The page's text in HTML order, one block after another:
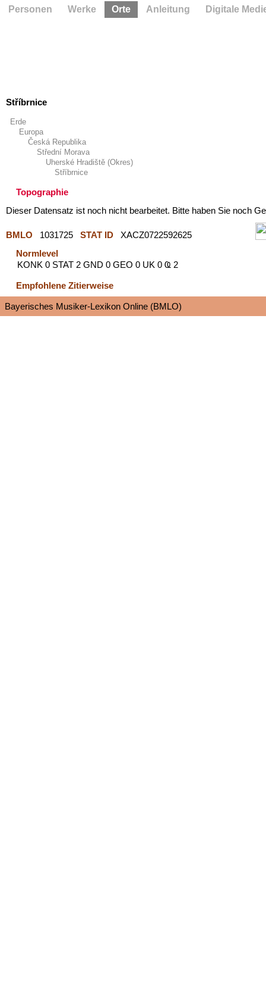
Stříbrnice
Erde
Europa
Česká Republika
Střední Morava
Uherské Hradiště (Okres)
Stříbrnice
Topographie
Dieser Datensatz ist noch nicht bearbeitet. Bitte haben Sie noch
BMLO 1031725 STAT ID
XACZ0722592625
Normlevel
KONK 0 STAT 2 GND 0 GEO 0 UK 0 Ҩ 2
Empfohlene Zitierweise
Bayerisches Musiker-Lexikon Online (BMLO)
Personen Werke Orte Anleitung Digitale